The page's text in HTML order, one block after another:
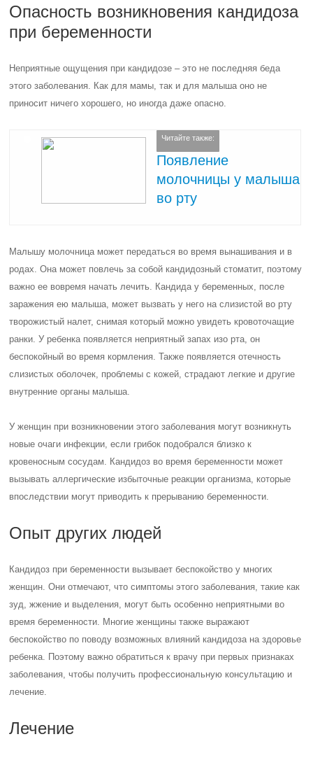
Опасность возникновения кандидоза
при беременности
Неприятные ощущения при кандидозе – это не последняя беда
этого заболевания. Как для мамы, так и для малыша оно не
приносит ничего хорошего, но иногда даже опасно.
Читайте также:
Появление
молочницы у малыша
во рту
Малышу молочница может передаться во время вынашивания и в
родах. Она может повлечь за собой кандидозный стоматит, поэтому
важно ее вовремя начать лечить. Кандида у беременных, после
заражения ею малыша, может вызвать у него на слизистой во рту
творожистый налет, снимая который можно увидеть кровоточащие
ранки. У ребенка появляется неприятный запах изо рта, он
беспокойный во время кормления. Также появляется отечность
слизистых оболочек, проблемы с кожей, страдают легкие и другие
внутренние органы малыша.
У женщин при возникновении этого заболевания могут возникнуть
новые очаги инфекции, если грибок подобрался близко к
кровеносным сосудам. Кандидоз во время беременности может
вызывать аллергические избыточные реакции организма, которые
впоследствии могут приводить к прерыванию беременности.
Опыт других людей
Кандидоз при беременности вызывает беспокойство у многих
женщин. Они отмечают, что симптомы этого заболевания, такие как
зуд, жжение и выделения, могут быть особенно неприятными во
время беременности. Многие женщины также выражают
беспокойство по поводу возможных влияний кандидоза на здоровье
ребенка. Поэтому важно обратиться к врачу при первых признаках
заболевания, чтобы получить профессиональную консультацию и
лечение.
Лечение